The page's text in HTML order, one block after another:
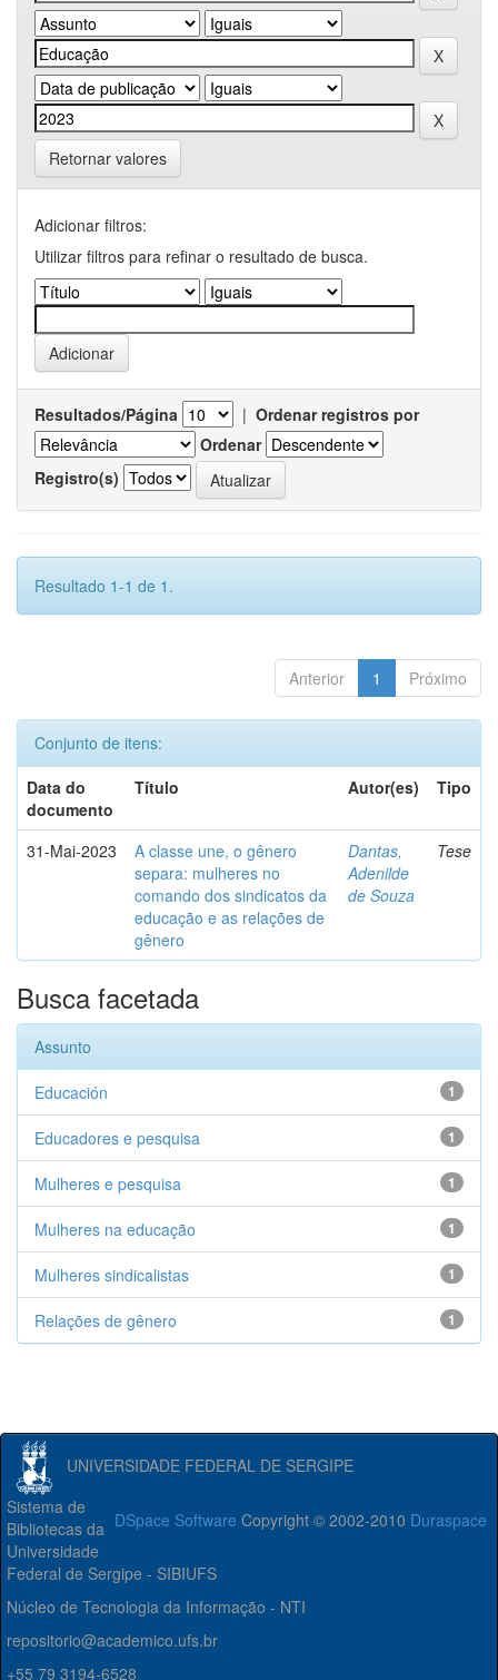
Retornar valores
Adicionar filtros:
Utilizar filtros para refinar o resultado de busca.
Resultados/Página | Ordenar registros por
Ordenar
Registro(s)
Resultado 1-1 de 1.
Anterior 1 Próximo
Conjunto de itens:
Data do
documento
Título Autor(es) Tipo
31-Mai-2023
A classe une, o gênero
separa: mulheres no
comando dos sindicatos da
educação e as relações de
gênero
Dantas,
Adenilde
de Souza
Tese
Busca facetada
Assunto
1
Educación
1
Educadores e pesquisa
1
Mulheres e pesquisa
1
Mulheres na educação
1
Mulheres sindicalistas
1
Relações de gênero
UNIVERSIDADE FEDERAL DE SERGIPE
DSpace Software Copyright © 2002-2010 Duraspace
Sistema de
Bibliotecas da
Universidade
Federal de Sergipe - SIBIUFS
Núcleo de Tecnologia da Informação - NTI
repositorio@academico.ufs.br
+55 79 3194-6528